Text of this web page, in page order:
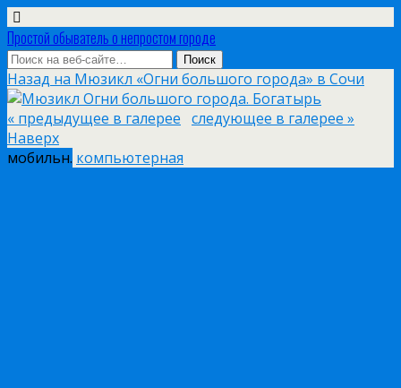
Простой обыватель о непростом городе
Назад на Мюзикл «Огни большого города» в Сочи
« предыдущее в галерее следующее в галерее »
Наверх
мобильн. компьютерная